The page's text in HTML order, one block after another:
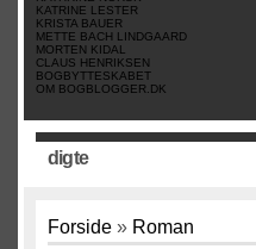
KATRINE LESTER
KRISTA BAUER
METTE BACH LINDGAARD
MORTEN KIDAL
CLAUS HENRIKSEN
BOGBYTTESKABET
OM BOGBLOGGER.DK
digte
Forside » Roman